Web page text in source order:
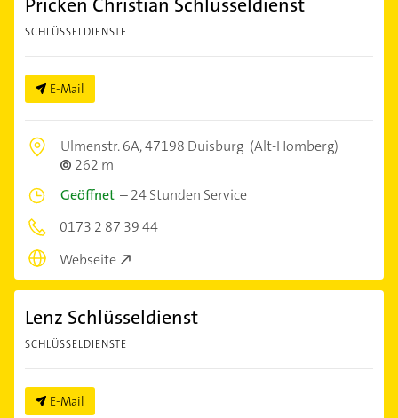
SCHLÜSSELDIENSTE
E-Mail
Ulmenstr. 6A,47198 Duisburg (Alt-Homberg)
262 m
Geöffnet –24 Stunden Service
0173 2 87 39 44
Webseite
Lenz Schlüsseldienst
SCHLÜSSELDIENSTE
E-Mail